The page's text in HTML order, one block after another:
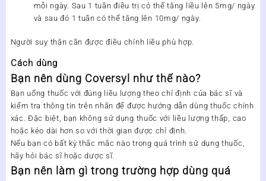
mỗi ngày. Sau 1 tuần điều trị có thể tăng liều lên 5mg/ ngày
và sau đó 1 tuần có thể tăng lên 10mg/ ngày.
Người suy thận cần được điều chỉnh liều phù hợp.
Cách dùng
Bạn nên dùng Coversyl như thế nào?
Bạn uống thuốc với đúng liều lượng theo chỉ định của bác sĩ và
kiểm tra thông tin trên nhãn để được hướng dẫn dùng thuốc chính
xác. Đặc biệt, bạn không sử dụng thuốc với liều lượng thấp, cao
hoặc kéo dài hơn so với thời gian được chỉ định.
Nếu bạn có bất kỳ thắc mắc nào trong quá trình sử dụng thuốc,
hãy hỏi bác sĩ hoặc dược sĩ.
Bạn nên làm gì trong trường hợp dùng quá